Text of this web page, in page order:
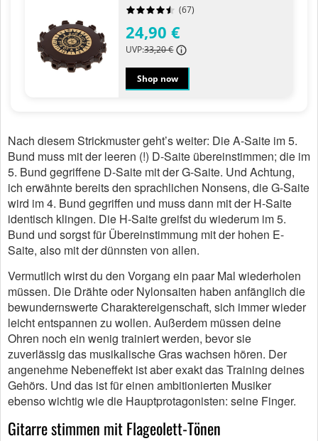
(67)
24,90 €
UVP:33,20 €
Shop now
Nach diesem Strickmuster geht’s weiter: Die A-Saite im 5.
Bund muss mit der leeren (!) D-Saite übereinstimmen; die im
5. Bund gegriffene D-Saite mit der G-Saite. Und Achtung,
ich erwähnte bereits den sprachlichen Nonsens, die G-Saite
wird im 4. Bund gegriffen und muss dann mit der H-Saite
identisch klingen. Die H-Saite greifst du wiederum im 5.
Bund und sorgst für Übereinstimmung mit der hohen E-
Saite, also mit der dünnsten von allen.
Vermutlich wirst du den Vorgang ein paar Mal wiederholen
müssen. Die Drähte oder Nylonsaiten haben anfänglich die
bewundernswerte Charaktereigenschaft, sich immer wieder
leicht entspannen zu wollen. Außerdem müssen deine
Ohren noch ein wenig trainiert werden, bevor sie
zuverlässig das musikalische Gras wachsen hören. Der
angenehme Nebeneffekt ist aber exakt das Training deines
Gehörs. Und das ist für einen ambitionierten Musiker
ebenso wichtig wie die Hauptprotagonisten: seine Finger.
Gitarre stimmen mit Flageolett-Tönen